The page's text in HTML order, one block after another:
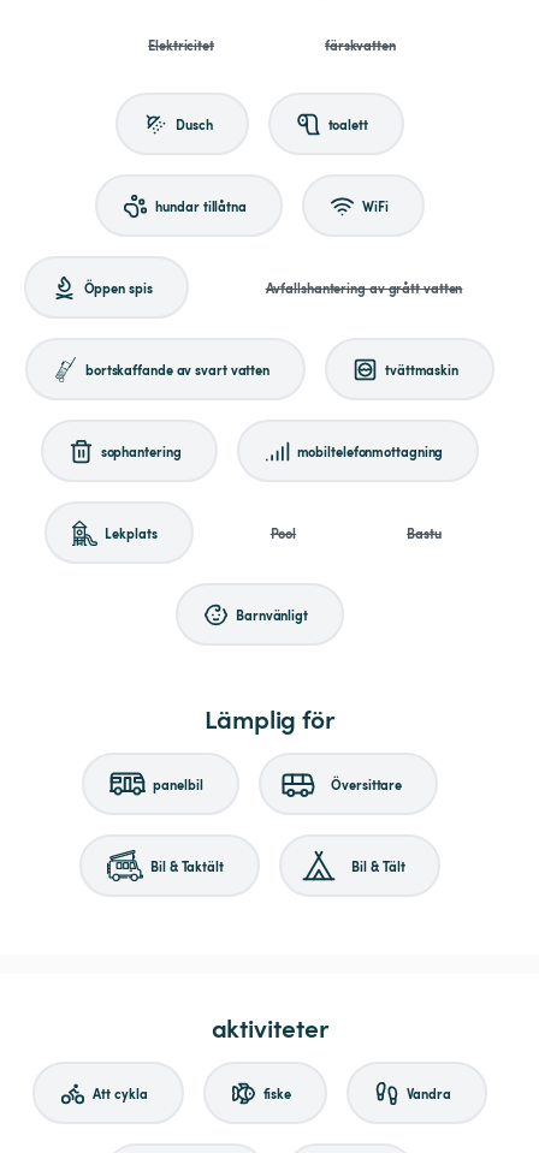
Elektricitet färskvatten
Dusch toalett
hundar tillåtna WiFi
Öppen spis Avfallshantering av grått vatten
bortskaffande av svart vatten tvättmaskin
sophantering mobiltelefonmottagning
Lekplats Pool Bastu
Barnvänligt
Lämplig för
panelbil Översittare
Bil & Taktält Bil & Tält
aktiviteter
Att cykla fiske Vandra